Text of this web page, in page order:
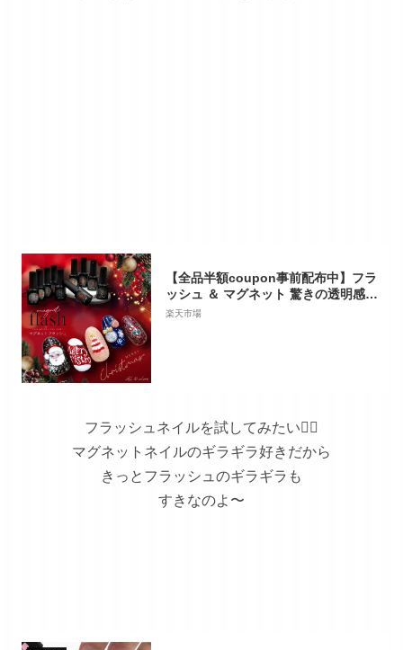
【全品半額coupon事前配布中】フラ
ッシュ ＆ マグネット 驚きの透明感と
輝き マグネットネイル フラッシュジ
楽天市場
フラッシュネイルを試してみたい👆🏻
マグネットネイルのギラギラ好きだから
きっとフラッシュのギラギラも
すきなのよ〜